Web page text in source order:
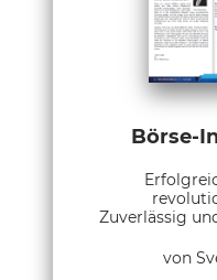
Börse-
Zuverlässig
von